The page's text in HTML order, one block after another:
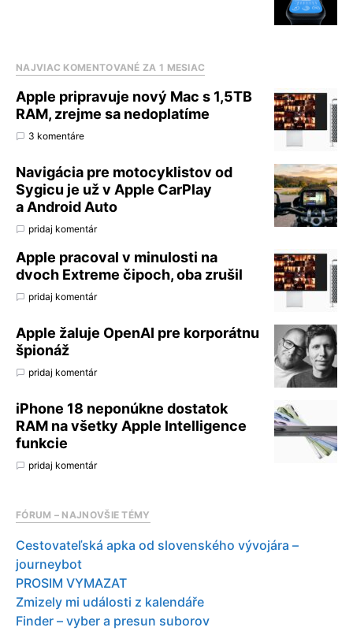
NAJVIAC KOMENTOVANÉ ZA 1 MESIAC
Apple pripravuje nový Mac s 1,5TB
RAM, zrejme sa nedoplatíme
3 komentáre
Navigácia pre motocyklistov od
Sygicu je už v Apple CarPlay
a Android Auto
pridaj komentár
Apple pracoval v minulosti na
dvoch Extreme čipoch, oba zrušil
pridaj komentár
Apple žaluje OpenAI pre korporátnu
špionáž
pridaj komentár
iPhone 18 neponúkne dostatok
RAM na všetky Apple Intelligence
funkcie
pridaj komentár
FÓRUM – NAJNOVŠIE TÉMY
Cestovateľská apka od slovenského vývojára –
journeybot
PROSIM VYMAZAT
Zmizely mi události z kalendáře
Finder – vyber a presun suborov